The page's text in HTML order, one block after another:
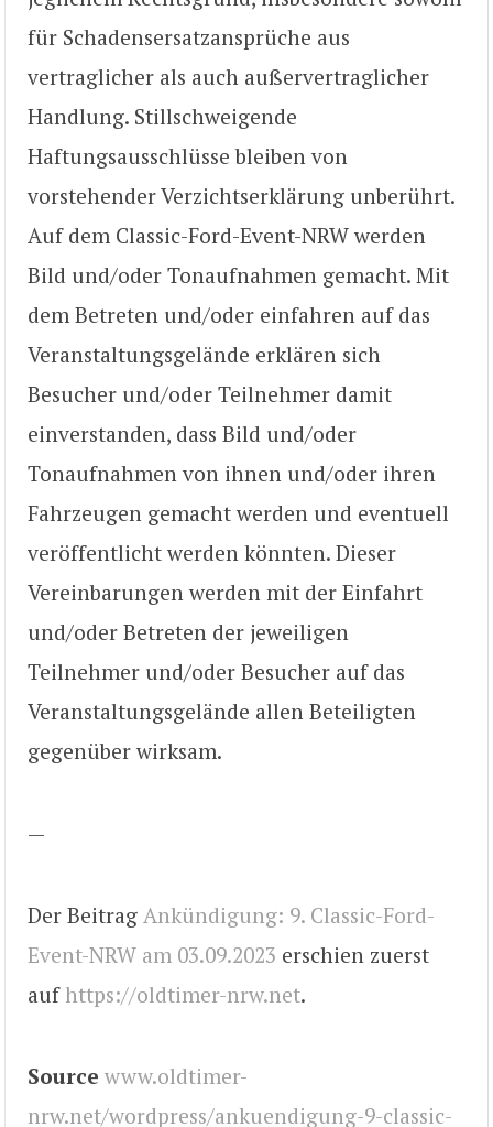
für Schadensersatzansprüche aus
vertraglicher als auch außervertraglicher
Handlung. Stillschweigende
Haftungsausschlüsse bleiben von
vorstehender Verzichtserklärung unberührt.
Auf dem Classic-Ford-Event-NRW werden
Bild und/oder Tonaufnahmen gemacht. Mit
dem Betreten und/oder einfahren auf das
Veranstaltungsgelände erklären sich
Besucher und/oder Teilnehmer damit
einverstanden, dass Bild und/oder
Tonaufnahmen von ihnen und/oder ihren
Fahrzeugen gemacht werden und eventuell
veröffentlicht werden könnten. Dieser
Vereinbarungen werden mit der Einfahrt
und/oder Betreten der jeweiligen
Teilnehmer und/oder Besucher auf das
Veranstaltungsgelände allen Beteiligten
gegenüber wirksam.
—
Der Beitrag Ankündigung: 9. Classic-Ford-
Event-NRW am 03.09.2023 erschien zuerst
auf https://oldtimer-nrw.net.
Source www.oldtimer-
nrw.net/wordpress/ankuendigung-9-classic-